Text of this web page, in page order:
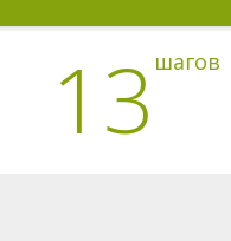
13 шагов